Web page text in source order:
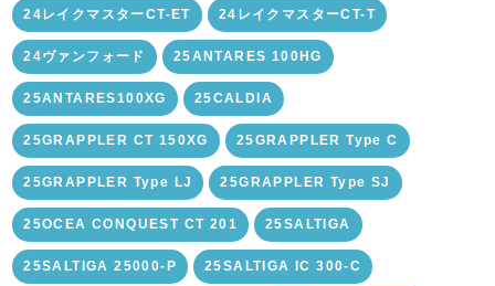
24レイクマスターCT-ET 24レイクマスターCT-T
24ヴァンフォード 25ANTARES 100HG
25ANTARES100XG 25CALDIA
25GRAPPLER CT 150XG 25GRAPPLER Type C
25GRAPPLER Type LJ 25GRAPPLER Type SJ
25OCEA CONQUEST CT 201 25SALTIGA
25SALTIGA 25000-P 25SALTIGA IC 300-C